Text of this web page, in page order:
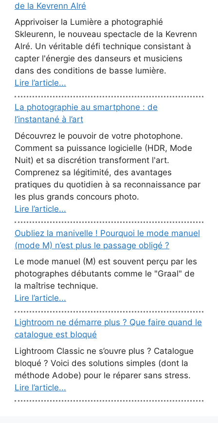
de la Kevrenn Alré
Apprivoiser la Lumière a photographié
Skleurenn, le nouveau spectacle de la Kevrenn
Alré. Un véritable défi technique consistant à
capter l'énergie des danseurs et musiciens
dans des conditions de basse lumière.
Lire l’article...
La photographie au smartphone : de
l’instantané à l’art
Découvrez le pouvoir de votre photophone.
Comment sa puissance logicielle (HDR, Mode
Nuit) et sa discrétion transforment l'art.
Comprenez sa légitimité, des avantages
pratiques du quotidien à sa reconnaissance par
les plus grands concours photo.
Lire l’article...
Oubliez la manivelle ! Pourquoi le mode manuel
(mode M) n’est plus le passage obligé ?
Le mode manuel (M) est souvent perçu par les
photographes débutants comme le "Graal" de
la maîtrise technique.
Lire l’article...
Lightroom ne démarre plus ? Que faire quand le
catalogue est bloqué
Lightroom Classic ne s’ouvre plus ? Catalogue
bloqué ? Voici des solutions simples (dont la
méthode Adobe) pour le réparer sans stress.
Lire l’article...